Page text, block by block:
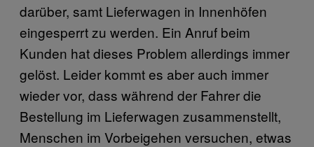
darüber, samt Lieferwagen in Innenhöfen
eingesperrt zu werden. Ein Anruf beim
Kunden hat dieses Problem allerdings immer
gelöst. Leider kommt es aber auch immer
wieder vor, dass während der Fahrer die
Bestellung im Lieferwagen zusammenstellt,
Menschen im Vorbeigehen versuchen, etwas